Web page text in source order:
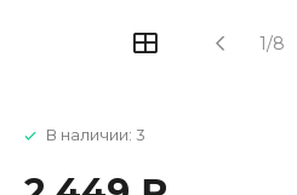
1/8
В наличии: 3